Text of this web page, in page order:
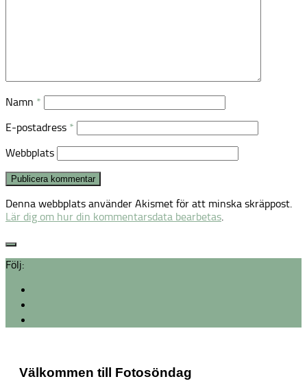
Namn *
E-postadress *
Webbplats
Denna webbplats använder Akismet för att minska skräppost.
Lär dig om hur din kommentarsdata bearbetas.
Följ:
Välkommen till Fotosöndag